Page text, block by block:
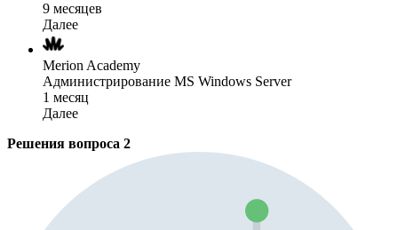
9 месяцев
Далее
Merion Academy
Администрирование MS Windows Server
1 месяц
Далее
Решения вопроса 2